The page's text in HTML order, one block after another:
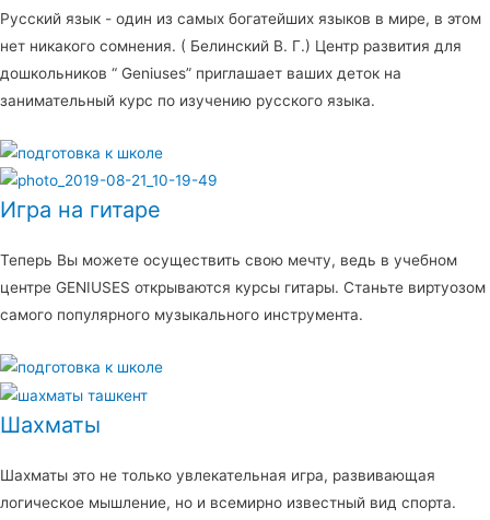
Русский язык - один из самых богатейших языков в мире, в этом
нет никакого сомнения. ( Белинский В. Г.) Центр развития для
дошкольников “ Geniuses” приглашает ваших деток на
занимательный курс по изучению русского языка.
Игра на гитаре
Теперь Вы можете осуществить свою мечту, ведь в учебном
центре GENIUSES открываются курсы гитары. Станьте виртуозом
самого популярного музыкального инструмента.
Шахматы
Шахматы это не только увлекательная игра, развивающая
логическое мышление, но и всемирно известный вид спорта.